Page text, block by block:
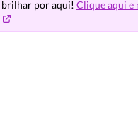
brilhar por aqui! Clique aqui e